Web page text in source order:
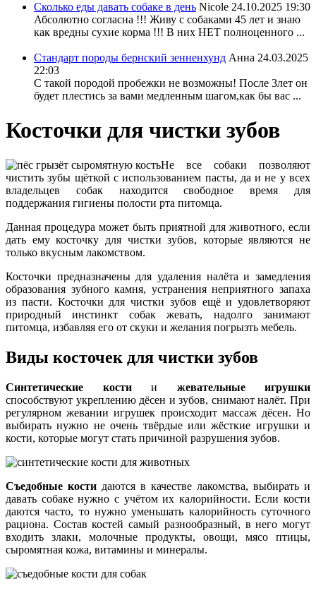
Сколько еды давать собаке в день Nicole 24.10.2025 19:30
Абсолютно согласна !!! Живу с собаками 45 лет и знаю
как вредны сухие корма !!! В них НЕТ полноценного ...
Стандарт породы бернский зенненхунд Анна 24.03.2025
22:03
С такой породой пробежки не возможны! После 3лет он
будет плестись за вами медленным шагом,как бы вас ...
Косточки для чистки зубов
Не все собаки позволяют
чистить зубы щёткой с использованием пасты, да и не у всех
владельцев собак находится свободное время для
поддержания гигиены полости рта питомца.
Данная процедура может быть приятной для животного, если
дать ему косточку для чистки зубов, которые являются не
только вкусным лакомством.
Косточки предназначены для удаления налёта и замедления
образования зубного камня, устранения неприятного запаха
из пасти. Косточки для чистки зубов ещё и удовлетворяют
природный инстинкт собак жевать, надолго занимают
питомца, избавляя его от скуки и желания погрызть мебель.
Виды косточек для чистки зубов
Синтетические костии жевательные игрушки
способствуют укреплению дёсен и зубов, снимают налёт. При
регулярном жевании игрушек происходит массаж дёсен. Но
выбирать нужно не очень твёрдые или жёсткие игрушки и
кости, которые могут стать причиной разрушения зубов.
Съедобные кости даются в качестве лакомства, выбирать и
давать собаке нужно с учётом их калорийности. Если кости
даются часто, то нужно уменьшать калорийность суточного
рациона. Состав костей самый разнообразный, в него могут
входить злаки, молочные продукты, овощи, мясо птицы,
сыромятная кожа, витамины и минералы.